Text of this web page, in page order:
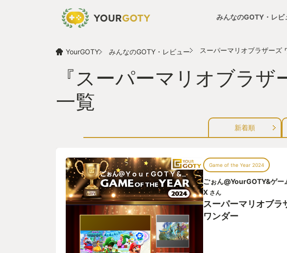
みんなのGOTY・レビ
YourGOTY みんなのGOTY・レビュー スーパーマリオブラザーズ
『スーパーマリオブラ
一覧
新着順
Game of the Year 2024
ごぉん@YourGOTY&ゲー
X さん
スーパーマリオブラ
ワンダー